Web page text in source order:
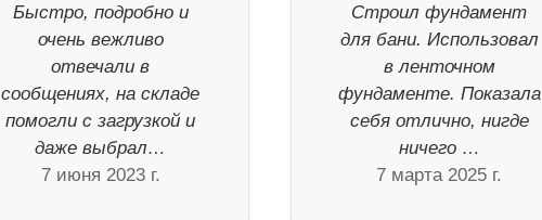
Быстро, подробно и
очень вежливо
отвечали в
сообщениях, на складе
помогли с загрузкой и
даже выбрал…
7 июня 2023 г.
Строил фундамент
для бани. Использовал
в ленточном
фундаменте. Показала
себя отлично, нигде
ничего …
7 марта 2025 г.